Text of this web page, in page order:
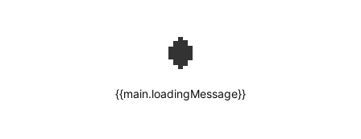
{{main.loadingMessage}}